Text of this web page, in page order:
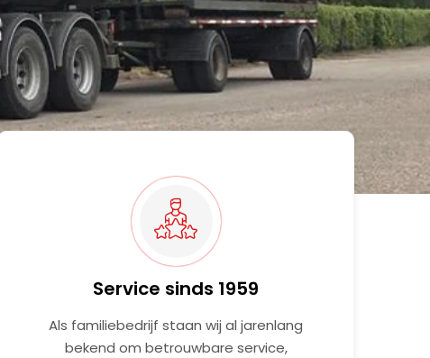
Service sinds 1959
Als familiebedrijf staan wij al jarenlang
bekend om betrouwbare service,